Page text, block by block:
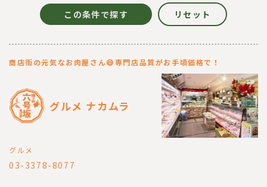
商店街の元気なお肉屋さん😄専門店品質がお手頃価格で！
グルメ ナカムラ
グルメ
03-3378-8077